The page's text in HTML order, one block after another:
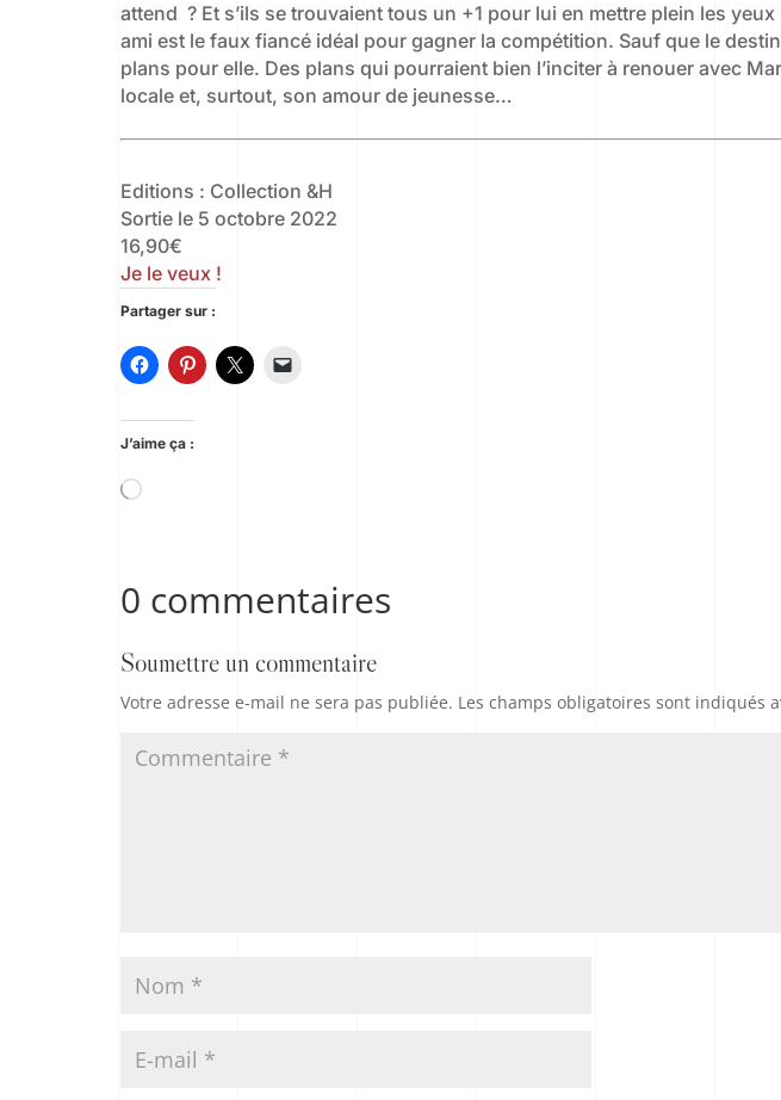
attend ? Et s’ils se trouvaient tous un +1 pour lui en mettre plein les
ami est le faux fiancé idéal pour gagner la compétition. Sauf que le
plans pour elle. Des plans qui pourraient bien l’inciter à renouer avec
locale et, surtout, son amour de jeunesse…
Editions : Collection &H
Sortie le 5 octobre 2022
16,90€
Je le veux !
Partager sur :
J’aime ça :
Chargement…
0 commentaires
Soumettre un commentaire
Votre adresse e-mail ne sera pas publiée. Les champs obligatoires sont indiqués